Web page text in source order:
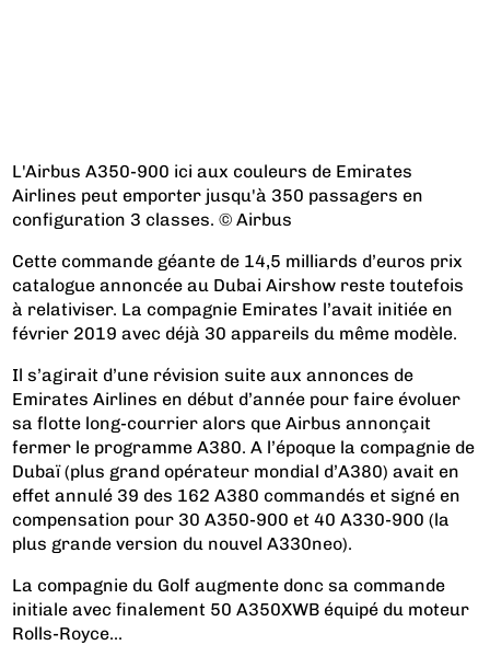
L'Airbus A350-900 ici aux couleurs de Emirates
Airlines peut emporter jusqu'à 350 passagers en
configuration 3 classes. © Airbus
Cette commande géante de 14,5 milliards d’euros prix
catalogue annoncée au Dubai Airshow reste toutefois
à relativiser. La compagnie Emirates l’avait initiée en
février 2019 avec déjà 30 appareils du même modèle.
Il s’agirait d’une révision suite aux annonces de
Emirates Airlines en début d’année pour faire évoluer
sa flotte long-courrier alors que Airbus annonçait
fermer le programme A380. A l’époque la compagnie de
Dubaï (plus grand opérateur mondial d’A380) avait en
effet annulé 39 des 162 A380 commandés et signé en
compensation pour 30 A350-900 et 40 A330-900 (la
plus grande version du nouvel A330neo).
La compagnie du Golf augmente donc sa commande
initiale avec finalement 50 A350XWB équipé du moteur
Rolls-Royce...